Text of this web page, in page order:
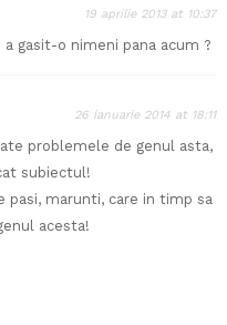
19 aprilie 2013 at 10:37
gasit-o nimeni pana acum ?
26 ianuarie 2014 at 18:11
problemele de genul asta,
subiectul!
pasi, marunti, care in timp sa
acesta!